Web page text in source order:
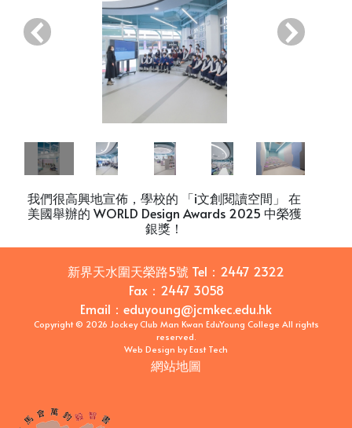
‹ ›
我們很高興地宣佈，學校的 「i文創閱讀空間」 在
美國舉辦的 WORLD Design Awards 2025 中榮獲
銀獎！
新界天水圍天榮路5號 Tel： 2447 2322
Fax： 2447 3058
Email ： eduyoung@jcmkec.edu.hk
Copyright © 2026 Jockey Club Man Kwan EduYoung College All rights
reserved.
Web Design byEast Tech
網站地圖